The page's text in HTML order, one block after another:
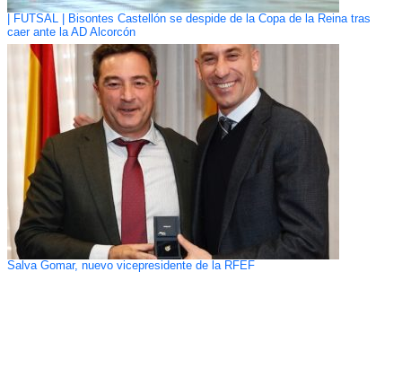
| FUTSAL | Bisontes Castellón se despide de la Copa de la Reina tras
caer ante la AD Alcorcón
Salva Gomar, nuevo vicepresidente de la RFEF